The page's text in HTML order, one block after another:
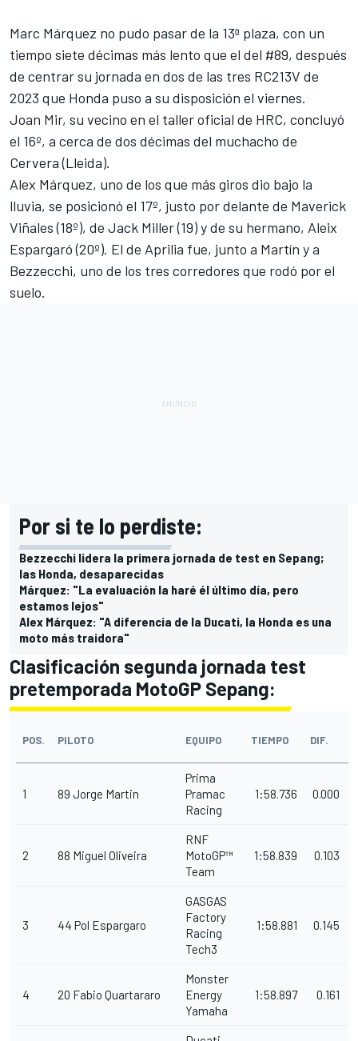
Marc Márquez no pudo pasar de la 13ª plaza, con un
tiempo siete décimas más lento que el del #89, después
de centrar su jornada en dos de las tres RC213V de
2023 que Honda puso a su disposición el viernes.
Joan Mir, su vecino en el taller oficial de HRC, concluyó
el 16º, a cerca de dos décimas del muchacho de
Cervera (Lleida).
Alex Márquez, uno de los que más giros dio bajo la
lluvia, se posicionó el 17º, justo por delante de Maverick
Viñales(18º), de Jack Miller(19) y de su hermano, Aleix
Espargaró(20º). El de Aprilia fue, junto a Martín y a
Bezzecchi, uno de los tres corredores que rodó por el
suelo.
Por si te lo perdiste:
Bezzecchi lidera la primera jornada de test en Sepang;
las Honda, desaparecidas
Márquez: "La evaluación la haré él último día, pero
estamos lejos"
Alex Márquez: "A diferencia de la Ducati, la Honda es una
moto más traidora"
Clasificación segunda jornada test
pretemporada MotoGP Sepang:
POS. PILOTO EQUIPO TIEMPO DIF.
1 89 Jorge Martin
Prima
Pramac
Racing
1:58.736 0.000
2 88 Miguel Oliveira
RNF
MotoGP™
Team
1:58.839 0.103
3 44 Pol Espargaro
GASGAS
Factory
Racing
Tech3
1:58.881 0.145
4 20 Fabio Quartararo
Monster
Energy
Yamaha
1:58.897 0.161